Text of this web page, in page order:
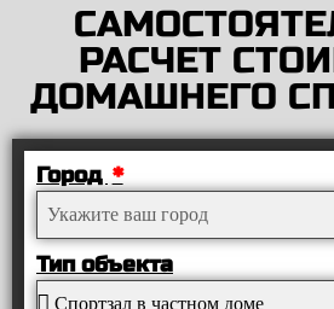
РАСЧЕТ
ДОМАШНЕГО
Город
Тип объекта